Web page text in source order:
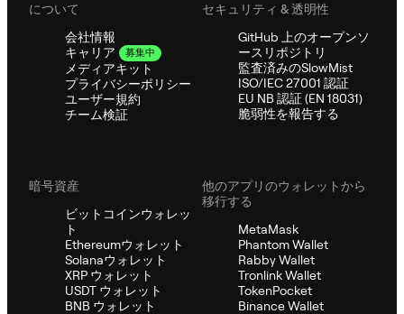
について
会社情報
キャリア
募集中
メディアキット
プライバシーポリシー
ユーザー規約
チーム検証
セキュリティ & 透明性
GitHub 上のオープンソ
ースリポジトリ
監査済みのSlowMist
ISO/IEC 27001 認証
EU NB 認証 (EN 18031)
脆弱性を報告する
暗号資産
ビットコインウォレッ
ト
Ethereumウォレット
Solanaウォレット
XRP ウォレット
USDT ウォレット
BNB ウォレット
他のアプリのウォレットから
移行する
MetaMask
Phantom Wallet
Rabby Wallet
Tronlink Wallet
TokenPocket
Binance Wallet